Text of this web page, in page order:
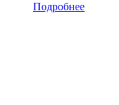
Подробнее